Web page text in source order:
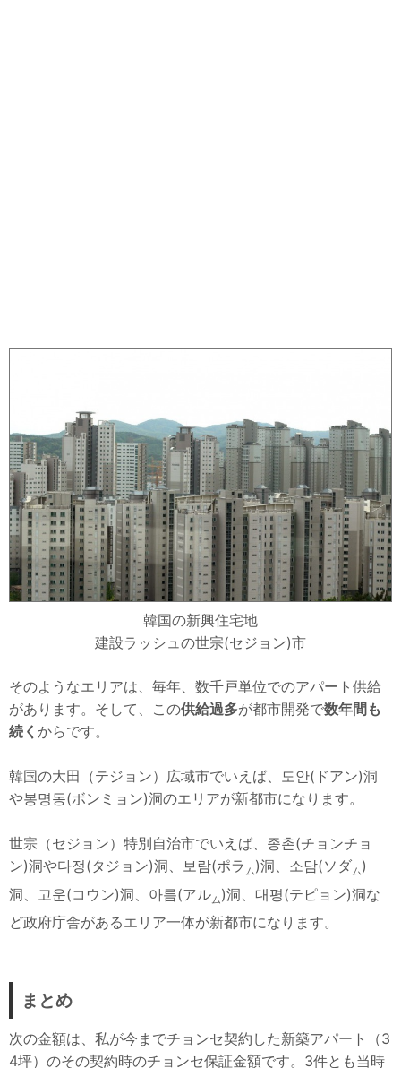
韓国の新興住宅地
建設ラッシュの世宗(セジョン)市
そのようなエリアは、毎年、数千戸単位でのアパート供給
があります。そして、この供給過多が都市開発で数年間も
続くからです。
韓国の大田（テジョン）広域市でいえば、도안(ドアン)洞
や봉명동(ボンミョン)洞のエリアが新都市になります。
世宗（セジョン）特別自治市でいえば、종촌(チョンチョ
ン)洞や다정(タジョン)洞、보람(ポラム)洞、소담(ソダム)
洞、고운(コウン)洞、아름(アルム)洞、대평(テピョン)洞な
ど政府庁舎があるエリア一体が新都市になります。
まとめ
次の金額は、私が今までチョンセ契約した新築アパート（3
4坪）のその契約時のチョンセ保証金額です。3件とも当時